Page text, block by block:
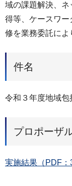
域の課題解決、
得等、ケースワ
修を業務委託によ
件名
令和３年度地域
プロポーザ
実施結果（PDF：